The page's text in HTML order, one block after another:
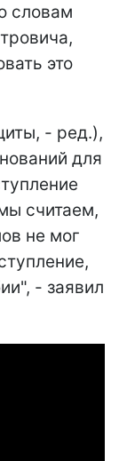
словам
это
- ред.),
для
считаем,
не мог
- заявил